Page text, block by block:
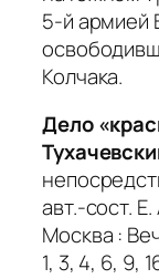
5-й армией
Колчака.
Дело
авт.-сост.
Москва :
1, 3, 4, 6, 9,